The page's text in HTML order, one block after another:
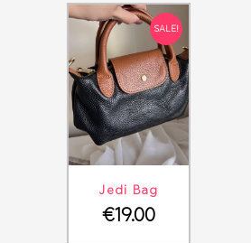
SALE!
ΛΕΠΤΟΜΈΡΕΙΕΣ
Jedi Bag
€19.00